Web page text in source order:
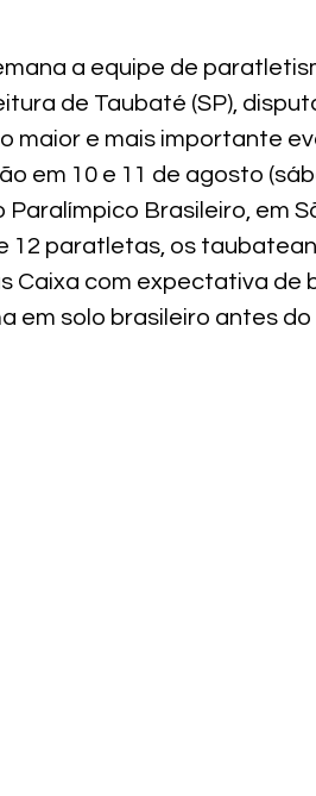
a equipe de
de Taubaté (SP),
maior e mais importante
em 10 e 11 de agosto
Paralímpico Brasileiro, em
12 paratletas, os
Caixa com expectativa de
em solo brasileiro antes